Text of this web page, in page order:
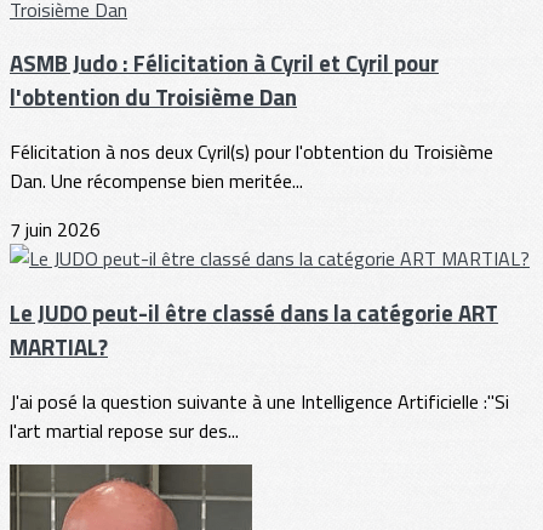
ASMB Judo : Félicitation à Cyril et Cyril pour
l'obtention du Troisième Dan
Félicitation à nos deux Cyril(s) pour l'obtention du Troisième
Dan. Une récompense bien meritée...
7 juin 2026
Le JUDO peut-il être classé dans la catégorie ART
MARTIAL?
J'ai posé la question suivante à une Intelligence Artificielle :"Si
l'art martial repose sur des...